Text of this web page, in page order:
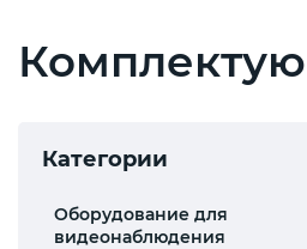
Категории
Оборудование для
видеонаблюдения